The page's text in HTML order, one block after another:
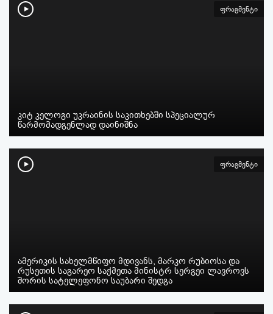
ფრაგმენტი
კიტ კელოგი უკრაინის საკითხებში სპეციალურ
წარმომადგენლად დაინიშნა
ფრაგმენტი
ამერიკის სახელმწიფო მდივანს, მარკო რუბიოსა და
რუსეთის საგარეო საქმეთა მინისტრ სერგეი ლავროვს
შორის სატელეფონო საუბარი შედგა